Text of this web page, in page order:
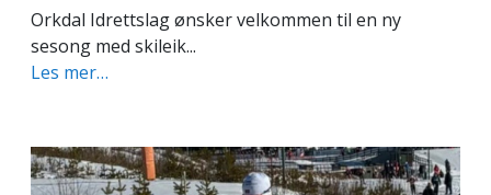
Orkdal Idrettslag ønsker velkommen til en ny
sesong med skileik...
Les mer…